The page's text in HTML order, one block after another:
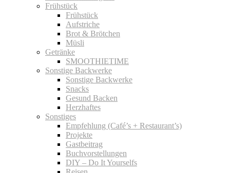
Frühstück
Frühstück
Aufstriche
Brot & Brötchen
Müsli
Getränke
SMOOTHIETIME
Sonstige Backwerke
Sonstige Backwerke
Snacks
Gesund Backen
Herzhaftes
Sonstiges
Empfehlung (Café’s + Restaurant’s)
Projekte
Gastbeitrag
Buchvorstellungen
DIY – Do It Yourselfs